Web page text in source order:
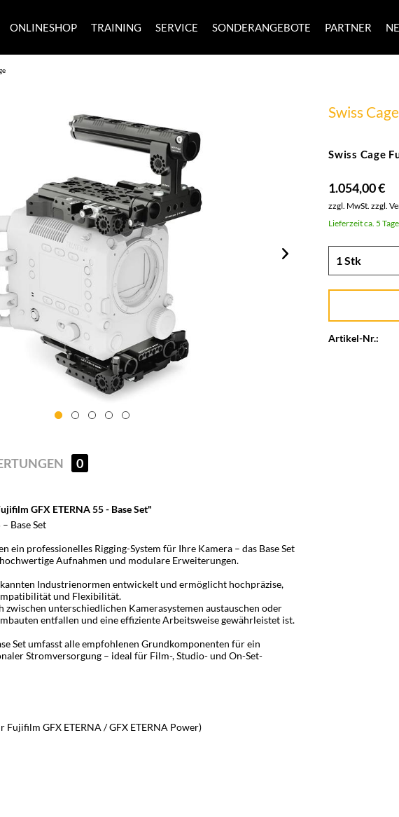
ONLINESHOP TRAINING SERVICE SONDERANGEBOTE PARTNER
Swiss Cage
Swiss Cage
1.054,00 €
zzgl. MwSt.zzgl.
Lieferzeit ca. 5 Tage
Artikel-Nr.:
0
GFX ETERNA 55 - Base Set"
Base Set
ein professionelles Rigging-System für Ihre Kamera – das Base Set
Aufnahmen und modulare Erweiterungen.
Industrienormen entwickelt und ermöglicht hochpräzise,
und Flexibilität.
zwischen unterschiedlichen Kamerasystemen austauschen oder
entfallen und eine effiziente Arbeitsweise gewährleistet ist.
Set umfasst alle empfohlenen Grundkomponenten für ein
Stromversorgung – ideal für Film-, Studio- und On-Set-
Fujifilm GFX ETERNA / GFX ETERNA Power)